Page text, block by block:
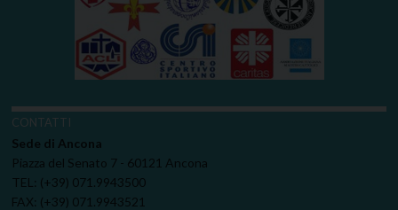
CONTATTI
Sede di Ancona
Piazza del Senato 7 - 60121 Ancona
TEL: (+39) 071.9943500
FAX: (+39) 071.9943521